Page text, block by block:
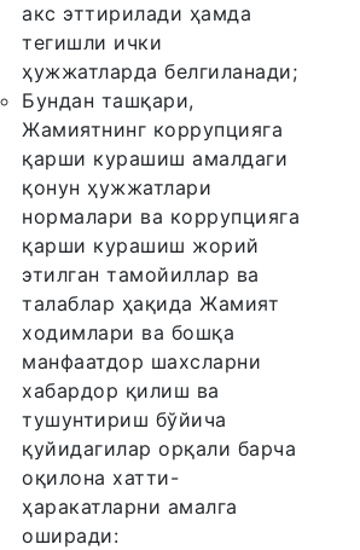
акс эттирилади ҳамда
тегишли ички
ҳужжатларда белгиланади;
Бундан ташқари,
Жамиятнинг коррупцияга
қарши курашиш амалдаги
қонун ҳужжатлари
нормалари ва коррупцияга
қарши курашиш жорий
этилган тамойиллар ва
талаблар ҳақида Жамият
ходимлари ва бошқа
манфаатдор шахсларни
хабардор қилиш ва
тушунтириш бўйича
қуйидагилар орқали барча
оқилона хатти-
ҳаракатларни амалга
оширади: